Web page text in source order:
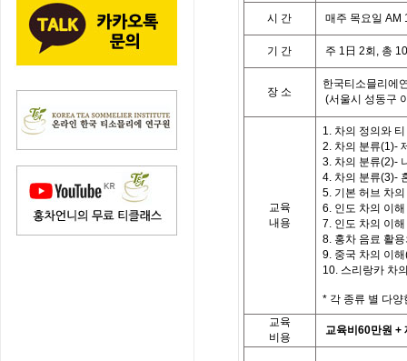
시
간 매주 목요일 AM
기 간 주 1 日 2회 , 총 10
장 소
한국티소믈리에
(서울시 성동구
교육
내용
1. 차의 정의와
2. 차의 분류(1)-
3. 차의 분류(2)-
4. 차의 분류(3)-
5. 기본 허브 차
6. 인도 차의 이
7. 인도 차의 이
8. 홍차 음료 활
9. 중국 차의 이
10. 스리랑카 차
* 각 종류 별 다양
교육
비용
교육비 60만원 +